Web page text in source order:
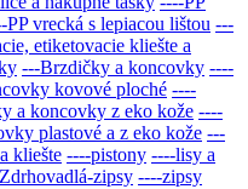
PP vrecká s lepiacou lištou ---
etiketovacie kliešte a
---Brzdičky a koncovky ----
kovové ploché ----
a koncovky z eko kože ----
plastové a z eko kože ---
kliešte ----pistony ----lisy a
zipsy ----zipsy